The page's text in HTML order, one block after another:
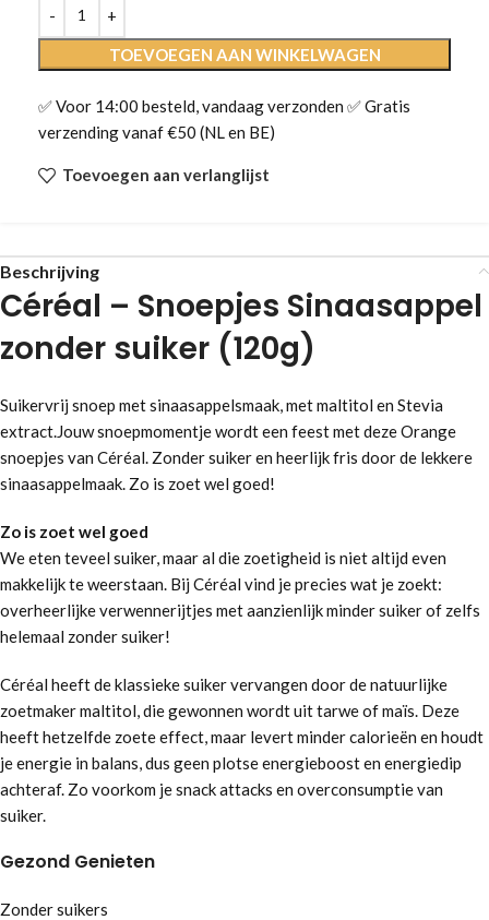
TOEVOEGEN AAN WINKELWAGEN
✅ Voor 14:00 besteld, vandaag verzonden ✅ Gratis
verzending vanaf €50 (NL en BE)
Toevoegen aan verlanglijst
Beschrijving
Céréal – Snoepjes Sinaasappel
zonder suiker (120g)
Suikervrij snoep met sinaasappelsmaak, met maltitol en Stevia
extract.Jouw snoepmomentje wordt een feest met deze Orange
snoepjes van Céréal. Zonder suiker en heerlijk fris door de lekkere
sinaasappelmaak. Zo is zoet wel goed!
Zo is zoet wel goed
We eten teveel suiker, maar al die zoetigheid is niet altijd even
makkelijk te weerstaan. Bij Céréal vind je precies wat je zoekt:
overheerlijke verwennerijtjes met aanzienlijk minder suiker of zelfs
helemaal zonder suiker!
Céréal heeft de klassieke suiker vervangen door de natuurlijke
zoetmaker maltitol, die gewonnen wordt uit tarwe of maïs. Deze
heeft hetzelfde zoete effect, maar levert minder calorieën en houdt
je energie in balans, dus geen plotse energieboost en energiedip
achteraf. Zo voorkom je snack attacks en overconsumptie van
suiker.
Gezond Genieten
Zonder suikers